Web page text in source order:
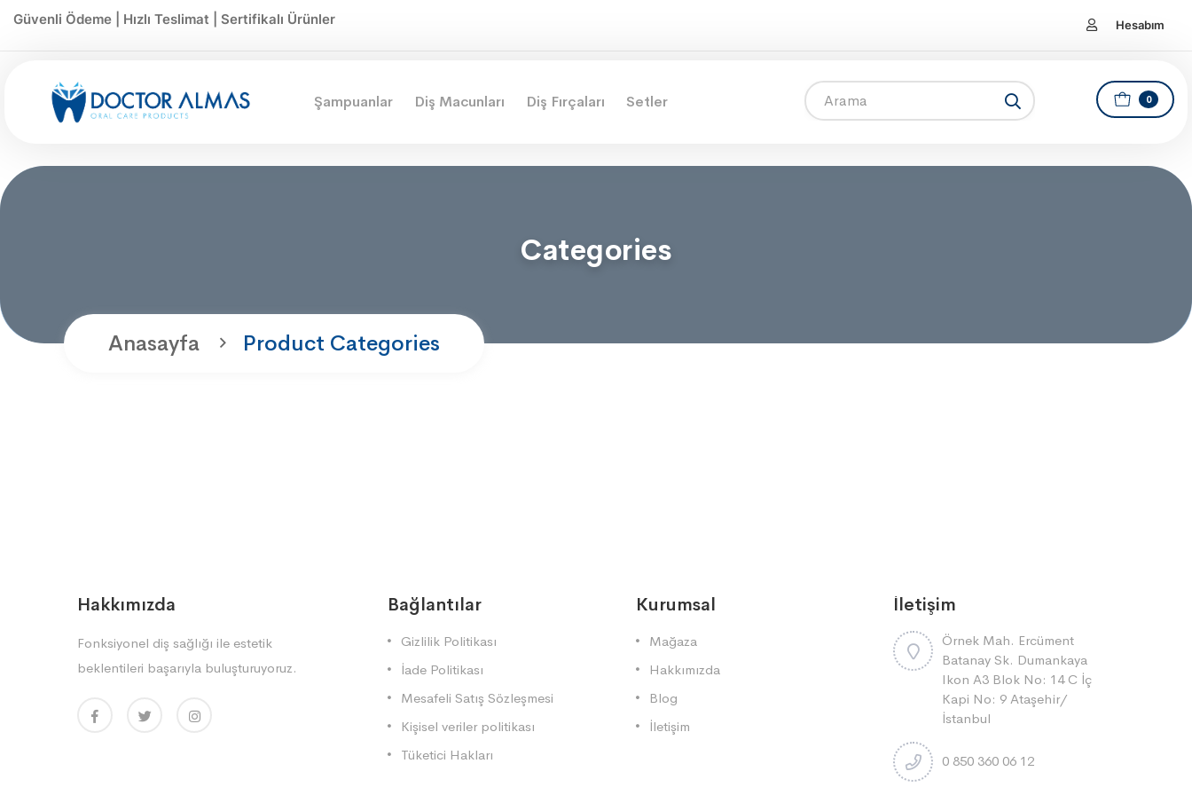
Güvenli Ödeme | Hızlı Teslimat | Sertifikalı Ürünler Hesabım
0
Şampuanlar Diş Macunları Diş Fırçaları Setler
Categories
Anasayfa Product Categories
Hakkımızda
Fonksiyonel diş sağlığı ile estetik
beklentileri başarıyla buluşturuyoruz.
Bağlantılar
Gizlilik Politikası
İade Politikası
Mesafeli Satış Sözleşmesi
Kişisel veriler politikası
Tüketici Hakları
Kurumsal
Mağaza
Hakkımızda
Blog
İletişim
İletişim
Örnek Mah. Ercüment
Batanay Sk. Dumankaya
Ikon A3 Blok No: 14 C İç
Kapi No: 9 Ataşehi̇r/
İstanbul
0 850 360 06 12